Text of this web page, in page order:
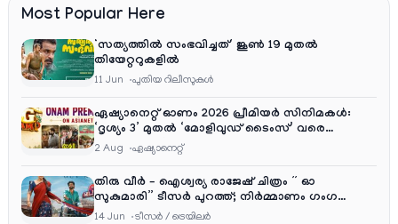
Most Popular Here
‘സത്യത്തിൽ സംഭവിച്ചത്’ ജൂൺ 19 മുതൽ
തിയേറ്ററുകളിൽ
11 Jun പുതിയ റിലീസുകള്‍
ഏഷ്യാനെറ്റ് ഓണം 2026 പ്രീമിയർ സിനിമകൾ:
‘ദൃശ്യം 3’ മുതൽ ‘മോളിവുഡ് ടൈംസ്’ വരെ
ആഘോഷ വിരുന്ന്
2 Aug ഏഷ്യാനെറ്റ്‌
തിരു വീർ – ഐശ്വര്യ രാജേഷ് ചിത്രം ” ഓ
സുകുമാരി” ടീസർ പുറത്ത്; നിർമ്മാണം ഗംഗ
എന്റർടൈൻമെന്റ്‌സ്
14 Jun ടീസര്‍ / ട്രെയിലര്‍